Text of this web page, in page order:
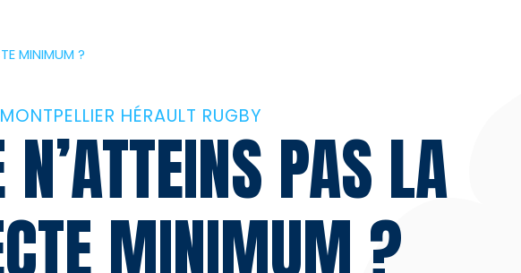
MINIMUM ?
MONTPELLIER HÉRAULT RUGBY
PAS LA
MINIMUM ?